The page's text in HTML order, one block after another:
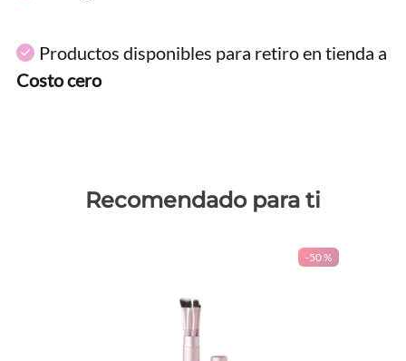
Productos disponibles para retiro en tienda a
Costo cero
Recomendado para ti
-50 %